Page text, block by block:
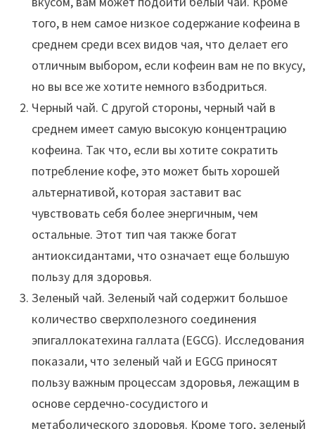
того, в нем самое низкое содержание кофеина в
среднем среди всех видов чая, что делает его
отличным выбором, если кофеин вам не по вкусу,
но вы все же хотите немного взбодриться.
Черный чай. С другой стороны, черный чай в
среднем имеет самую высокую концентрацию
кофеина. Так что, если вы хотите сократить
потребление кофе, это может быть хорошей
альтернативой, которая заставит вас
чувствовать себя более энергичным, чем
остальные. Этот тип чая также богат
антиоксидантами, что означает еще большую
пользу для здоровья.
Зеленый чай. Зеленый чай содержит большое
количество сверхполезного соединения
эпигаллокатехина галлата (EGCG). Исследования
показали, что зеленый чай и EGCG приносят
пользу важным процессам здоровья, лежащим в
основе сердечно-сосудистого и
метаболического здоровья. Кроме того, зеленый